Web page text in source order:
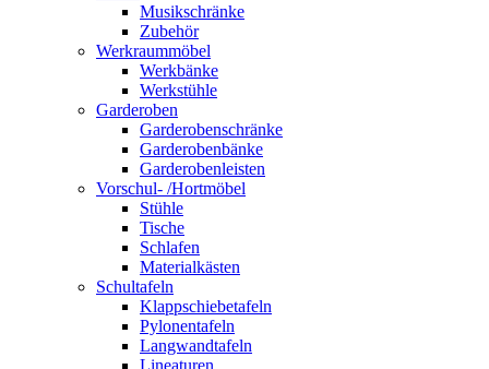
Musikschränke
Zubehör
Werkraummöbel
Werkbänke
Werkstühle
Garderoben
Garderobenschränke
Garderobenbänke
Garderobenleisten
Vorschul- /Hortmöbel
Stühle
Tische
Schlafen
Materialkästen
Schultafeln
Klappschiebetafeln
Pylonentafeln
Langwandtafeln
Lineaturen